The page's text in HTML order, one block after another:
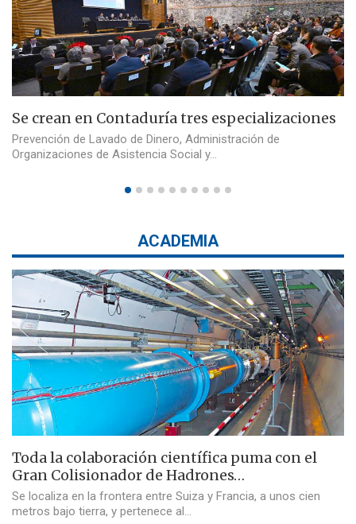
Se crean en Contaduría tres especializaciones
Prevención de Lavado de Dinero, Administración de
Organizaciones de Asistencia Social y…
ACADEMIA
Toda la colaboración científica puma con el
Gran Colisionador de Hadrones…
Se localiza en la frontera entre Suiza y Francia, a unos cien
metros bajo tierra, y pertenece al…